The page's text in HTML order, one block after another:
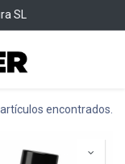
SL
encontrados.